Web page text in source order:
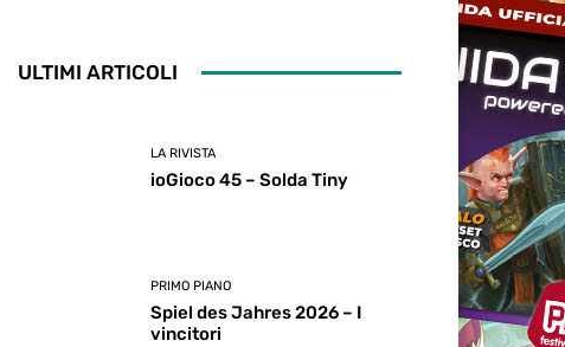
ULTIMI ARTICOLI
LA RIVISTA
ioGioco 45 – Solda Tiny
PRIMO PIANO
Spiel des Jahres 2026 – I
vincitori